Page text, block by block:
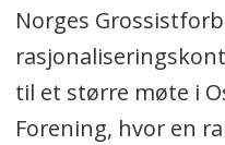
Norges
til et større møte i
Forening, hvor en